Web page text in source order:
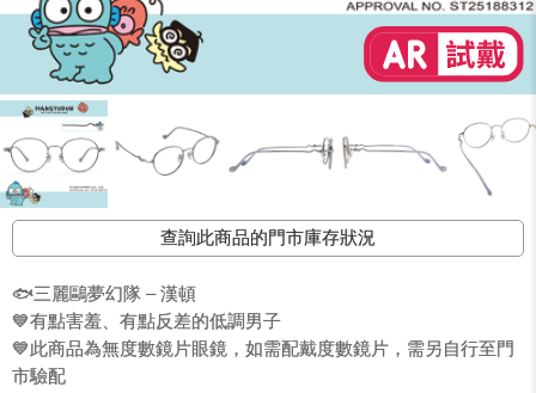
查詢此商品的門市庫存狀況
🐟三麗鷗夢幻隊 – 漢頓
💙有點害羞、有點反差的低調男子
💙此商品為無度數鏡片眼鏡，如需配戴度數鏡片，需另自行至門
市驗配